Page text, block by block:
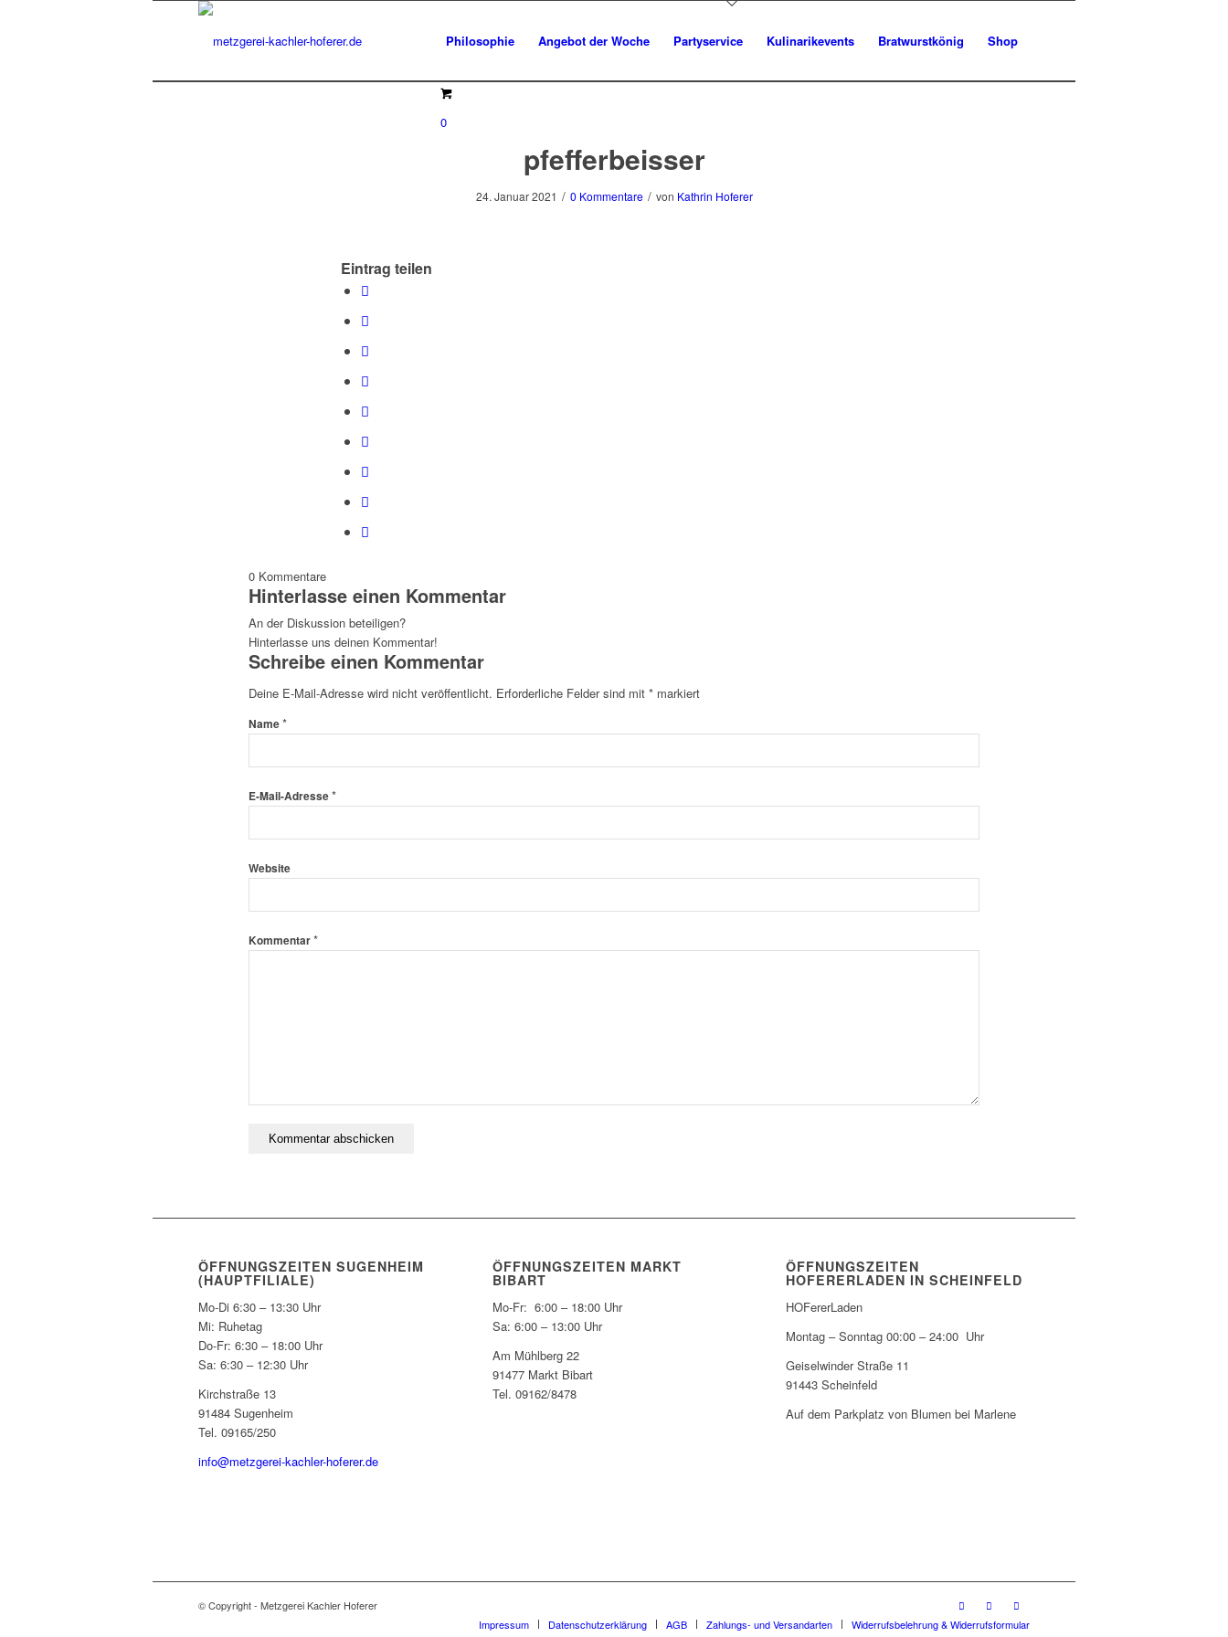
Philosophie Angebot der Woche Partyservice Kulinarikevents Bratwurstkönig Shop
0
pfefferbeisser
24. Januar 2021 / 0 Kommentare / von Kathrin Hoferer
Eintrag teilen
0 Kommentare
Hinterlasse einen Kommentar
An der Diskussion beteiligen?
Hinterlasse uns deinen Kommentar!
Schreibe einen Kommentar
Deine E-Mail-Adresse wird nicht veröffentlicht. Erforderliche Felder sind mit * markiert
Name*
E-Mail-Adresse*
Website
Kommentar*
ÖFFNUNGSZEITEN SUGENHEIM
(HAUPTFILIALE)
Mo-Di 6:30 – 13:30 Uhr
Mi: Ruhetag
Do-Fr: 6:30 – 18:00 Uhr
Sa: 6:30 – 12:30 Uhr
Kirchstraße 13
91484 Sugenheim
Tel. 09165/250
info@metzgerei-kachler-hoferer.de
ÖFFNUNGSZEITEN MARKT
BIBART
Mo-Fr: 6:00 – 18:00 Uhr
Sa: 6:00 – 13:00 Uhr
Am Mühlberg 22
91477 Markt Bibart
Tel. 09162/8478
ÖFFNUNGSZEITEN
HOFERERLADEN IN SCHEINFELD
HOFererLaden
Montag – Sonntag 00:00 – 24:00 Uhr
Geiselwinder Straße 11
91443 Scheinfeld
Auf dem Parkplatz von Blumen bei Marlene
© Copyright - Metzgerei Kachler Hoferer
Impressum
Datenschutzerklärung AGB Zahlungs- und Versandarten Widerrufsbelehrung & Widerrufsformular